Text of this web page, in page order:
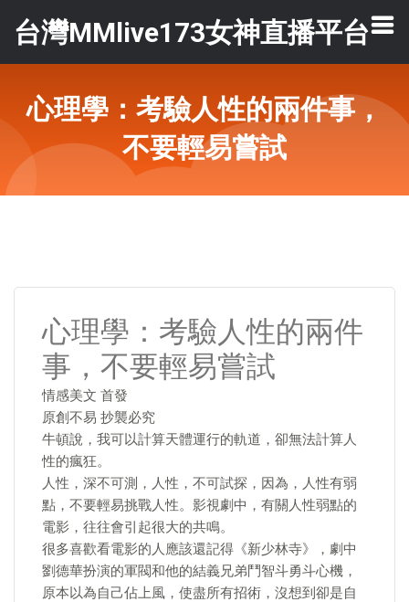
台灣MMlive173女神直播平台
心理學：考驗人性的兩件事，
不要輕易嘗試
心理學：考驗人性的兩件
事，不要輕易嘗試
情感美文 首發
原創不易 抄襲必究
牛頓說，我可以計算天體運行的軌道，卻無法計算人
性的瘋狂。
人性，深不可測，人性，不可試探，因為，人性有弱
點，不要輕易挑戰人性。影視劇中，有關人性弱點的
電影，往往會引起很大的共鳴。
很多喜歡看電影的人應該還記得《新少林寺》，劇中
劉德華扮演的軍閥和他的結義兄弟鬥智斗勇斗心機，
原本以為自己佔上風，使盡所有招術，沒想到卻是自